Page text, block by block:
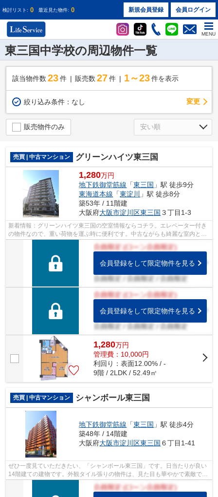
検討リスト: 0 最近見た物件: 0 新規会員登録 会員ログイン
MENU
東三国中学校の周辺物件一覧
該当物件数 23件 販売数 27 件 1～23 件を表示
絞り込み条件： なし 変更
販売物件のみ
売買 | 中古マンション グリーンハイツ東三国
1,280万円
地下鉄御堂筋線 「東三国 」駅 徒歩9分
東海道本線 「東淀川
」駅 徒歩8分
築53年 / 11階建
大阪府大阪市淀川区東三国 ３丁目1-3
新着情報：グリーンハイツ東三国の空室情報ならコチラ。エレベーター付き
の物件なので、重い荷物を運ぶ時に便利です。中古ながらも綺麗な室内と魅
力的な住環境のマンションです。徒歩9...
会員登録をして限定物件を見る
会員登録をして限定物件を見る
1,280万円
管理費：10,000円
利回り：表面12.00% / -
9階 / 2LDK / 52.49㎡
売買 | 中古マンション シャンボール東三国
地下鉄御堂筋線 「東三国 」駅 徒歩4分
築48年 / 14階建
大阪府大阪市淀川区東三国 ６丁目1-41
ぜひ一度見ていただきたい、「シャンボール東三国」です。日当たりが良い
14階建ての建物です。外観タイル張りの物件は、見た目も華やかで素敵で
す。多くの方に好評の、駅から徒歩4分に...